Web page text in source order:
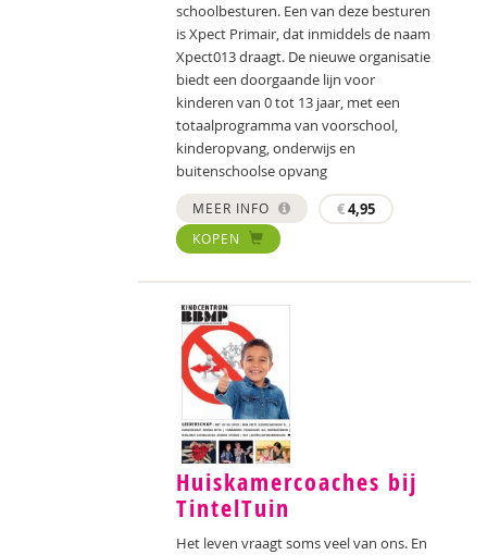
schoolbesturen. Een van deze besturen
is Xpect Primair, dat inmiddels de naam
Xpect013 draagt. De nieuwe organisatie
biedt een doorgaande lijn voor
kinderen van 0 tot 13 jaar, met een
totaalprogramma van voorschool,
kinderopvang, onderwijs en
buitenschoolse opvang
MEER INFO €4,95
KOPEN
Huiskamercoaches bij
TintelTuin
Het leven vraagt soms veel van ons. En